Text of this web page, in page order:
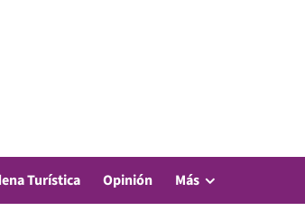
Turística Opinión Más